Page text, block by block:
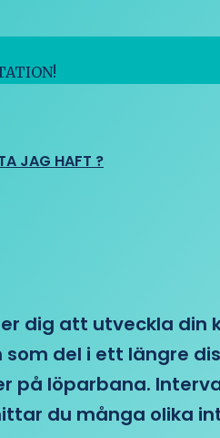
JAG HAFT ?
dig att utveckla din
del i ett längre
löparbana.
du många olika